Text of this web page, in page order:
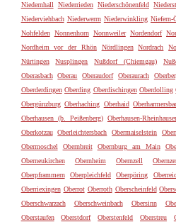
Niedernhall
Niederrieden Niederschönenfeld
Niederviehbach Niederwerrn Niederwinkling Niefern-
Nohfelden Nonnenhorn Nonnweiler Nordendorf
Nordheim vor der Rhön
Nördlingen Nordrach
Nürtingen
Nusplingen Nußdorf (Chiemgau)
Oberasbach
Oberau Oberaudorf Oberaurach
Oberderdingen Oberding Oberdischingen Oberdolling
Obergünzburg Oberhaching Oberhaid
Oberhausen (b. Peißenberg) Oberhausen-
Oberkotzau
Oberleichtersbach Obermaiselstein
Obermoschel
Obernbreit Obernburg am Main
Oberneukirchen
Obernheim Obernzell
Oberpframmern
Oberpleichfeld Oberpöring
Oberriexingen Oberrot Oberroth Oberscheinfeld
Oberschwarzach
Oberschweinbach Obersinn
Oberstaufen
Oberstdorf Oberstenfeld Oberstreu